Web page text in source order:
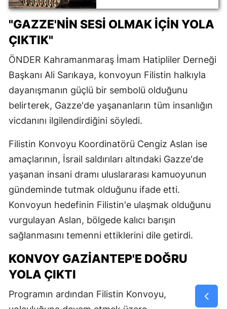
"GAZZE'NIN SESI OLMAK IÇIN YOLA
ÇIKTIK"
ÖNDER Kahramanmaraş İmam Hatipliler Derneği
Başkanı Ali Sarıkaya, konvoyun Filistin halkıyla
dayanışmanın güçlü bir sembolü olduğunu
belirterek, Gazze'de yaşananların tüm insanlığın
vicdanını ilgilendirdiğini söyledi.
Filistin Konvoyu Koordinatörü Cengiz Aslan ise
amaçlarının, İsrail saldırıları altındaki Gazze'de
yaşanan insani dramı uluslararası kamuoyunun
gündeminde tutmak olduğunu ifade etti.
Konvoyun hedefinin Filistin'e ulaşmak olduğunu
vurgulayan Aslan, bölgede kalıcı barışın
sağlanmasını temenni ettiklerini dile getirdi.
KONVOY GAZIANTEP'E DOĞRU
YOLA ÇIKTI
Programın ardından Filistin Konvoyu,